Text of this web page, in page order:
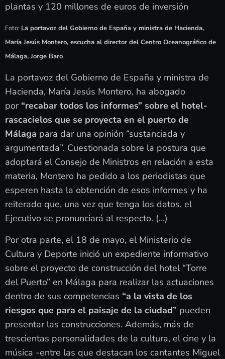
plantas y 120 millones de euros de inversión
Foto: La portavoz del Gobierno de España y ministra de Hacienda,
María Jesús Montero, escucha al director del Centro Oceanográfico de
Málaga, Jorge Baro
La portavoz del Gobierno de España y ministra de
Hacienda, María Jesús Montero, ha abogado
por “recabar todos los informes” sobre el hotel-
rascacielos que se proyecta en el puerto de
Málaga para dar una opinión “sustanciada y
argumentada”. Cuestionada sobre la postura que
adoptará el Consejo de Ministros en relación a esta
materia, Montero ha pedido a los periodistas que
esperen hasta la obtención de esos informes y ha
reiterado que, una vez que tenga los datos, el
Ejecutivo se pronunciará al respecto. (…)
Por otra parte, el 18 de mayo, el Ministerio de
Cultura y Deporte inició un expediente informativo
sobre el proyecto de construcción del hotel “Torre
del Puerto” en Málaga para realizar las actuaciones
dentro de sus competencias “a la vista de los
riesgos que para el paisaje de la ciudad” pueden
presentar las construcciones. Además, más de
trescientas personalidades de la cultura, el cine y la
música -entre las que destacan los cantantes Miguel